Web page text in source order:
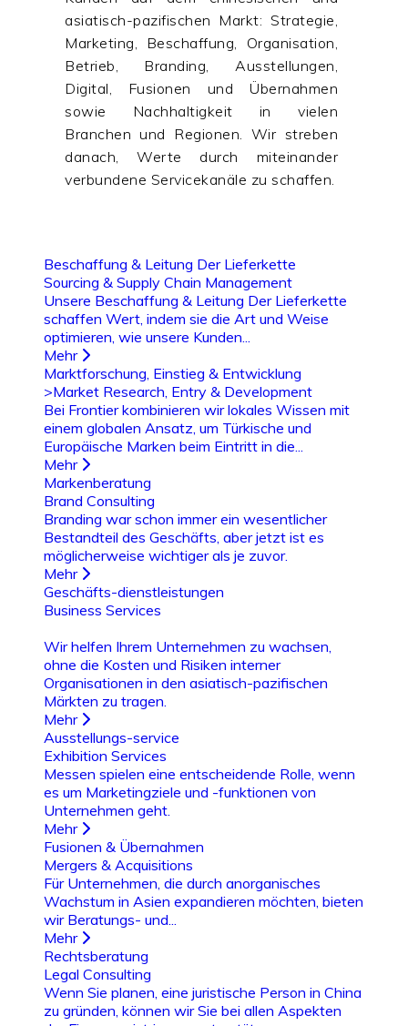
asiatisch-pazifischen Markt: Strategie,
Marketing, Beschaffung, Organisation,
Betrieb, Branding, Ausstellungen,
Digital, Fusionen und Übernahmen
sowie Nachhaltigkeit in vielen
Branchen und Regionen. Wir streben
danach, Werte durch miteinander
verbundene Servicekanäle zu schaffen.
Beschaffung & Leitung Der Lieferkette
Sourcing & Supply Chain Management
Unsere Beschaffung & Leitung Der Lieferkette
schaffen Wert, indem sie die Art und Weise
optimieren, wie unsere Kunden...
Mehr
Marktforschung, Einstieg & Entwicklung
>Market Research, Entry & Development
Bei Frontier kombinieren wir lokales Wissen mit
einem globalen Ansatz, um Türkische und
Europäische Marken beim Eintritt in die...
Mehr
Markenberatung
Brand Consulting
Branding war schon immer ein wesentlicher
Bestandteil des Geschäfts, aber jetzt ist es
möglicherweise wichtiger als je zuvor.
Mehr
Geschäfts-dienstleistungen
Business Services
Wir helfen Ihrem Unternehmen zu wachsen,
ohne die Kosten und Risiken interner
Organisationen in den asiatisch-pazifischen
Märkten zu tragen.
Mehr
Ausstellungs-service
Exhibition Services
Messen spielen eine entscheidende Rolle, wenn
es um Marketingziele und -funktionen von
Unternehmen geht.
Mehr
Fusionen & Übernahmen
Mergers & Acquisitions
Für Unternehmen, die durch anorganisches
Wachstum in Asien expandieren möchten, bieten
wir Beratungs- und...
Mehr
Rechtsberatung
Legal Consulting
Wenn Sie planen, eine juristische Person in China
zu gründen, können wir Sie bei allen Aspekten